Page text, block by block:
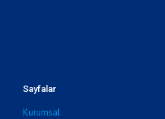
Sayfalar
Kurumsal